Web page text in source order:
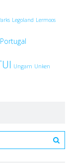
Legoland Lermoos
Portugal
Ungarn Unken